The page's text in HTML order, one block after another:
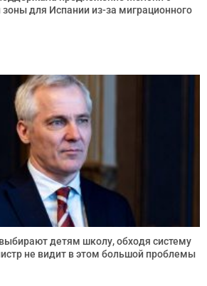
для Испании из-за миграционного
детям школу, обходя систему
не видит в этом большой проблемы